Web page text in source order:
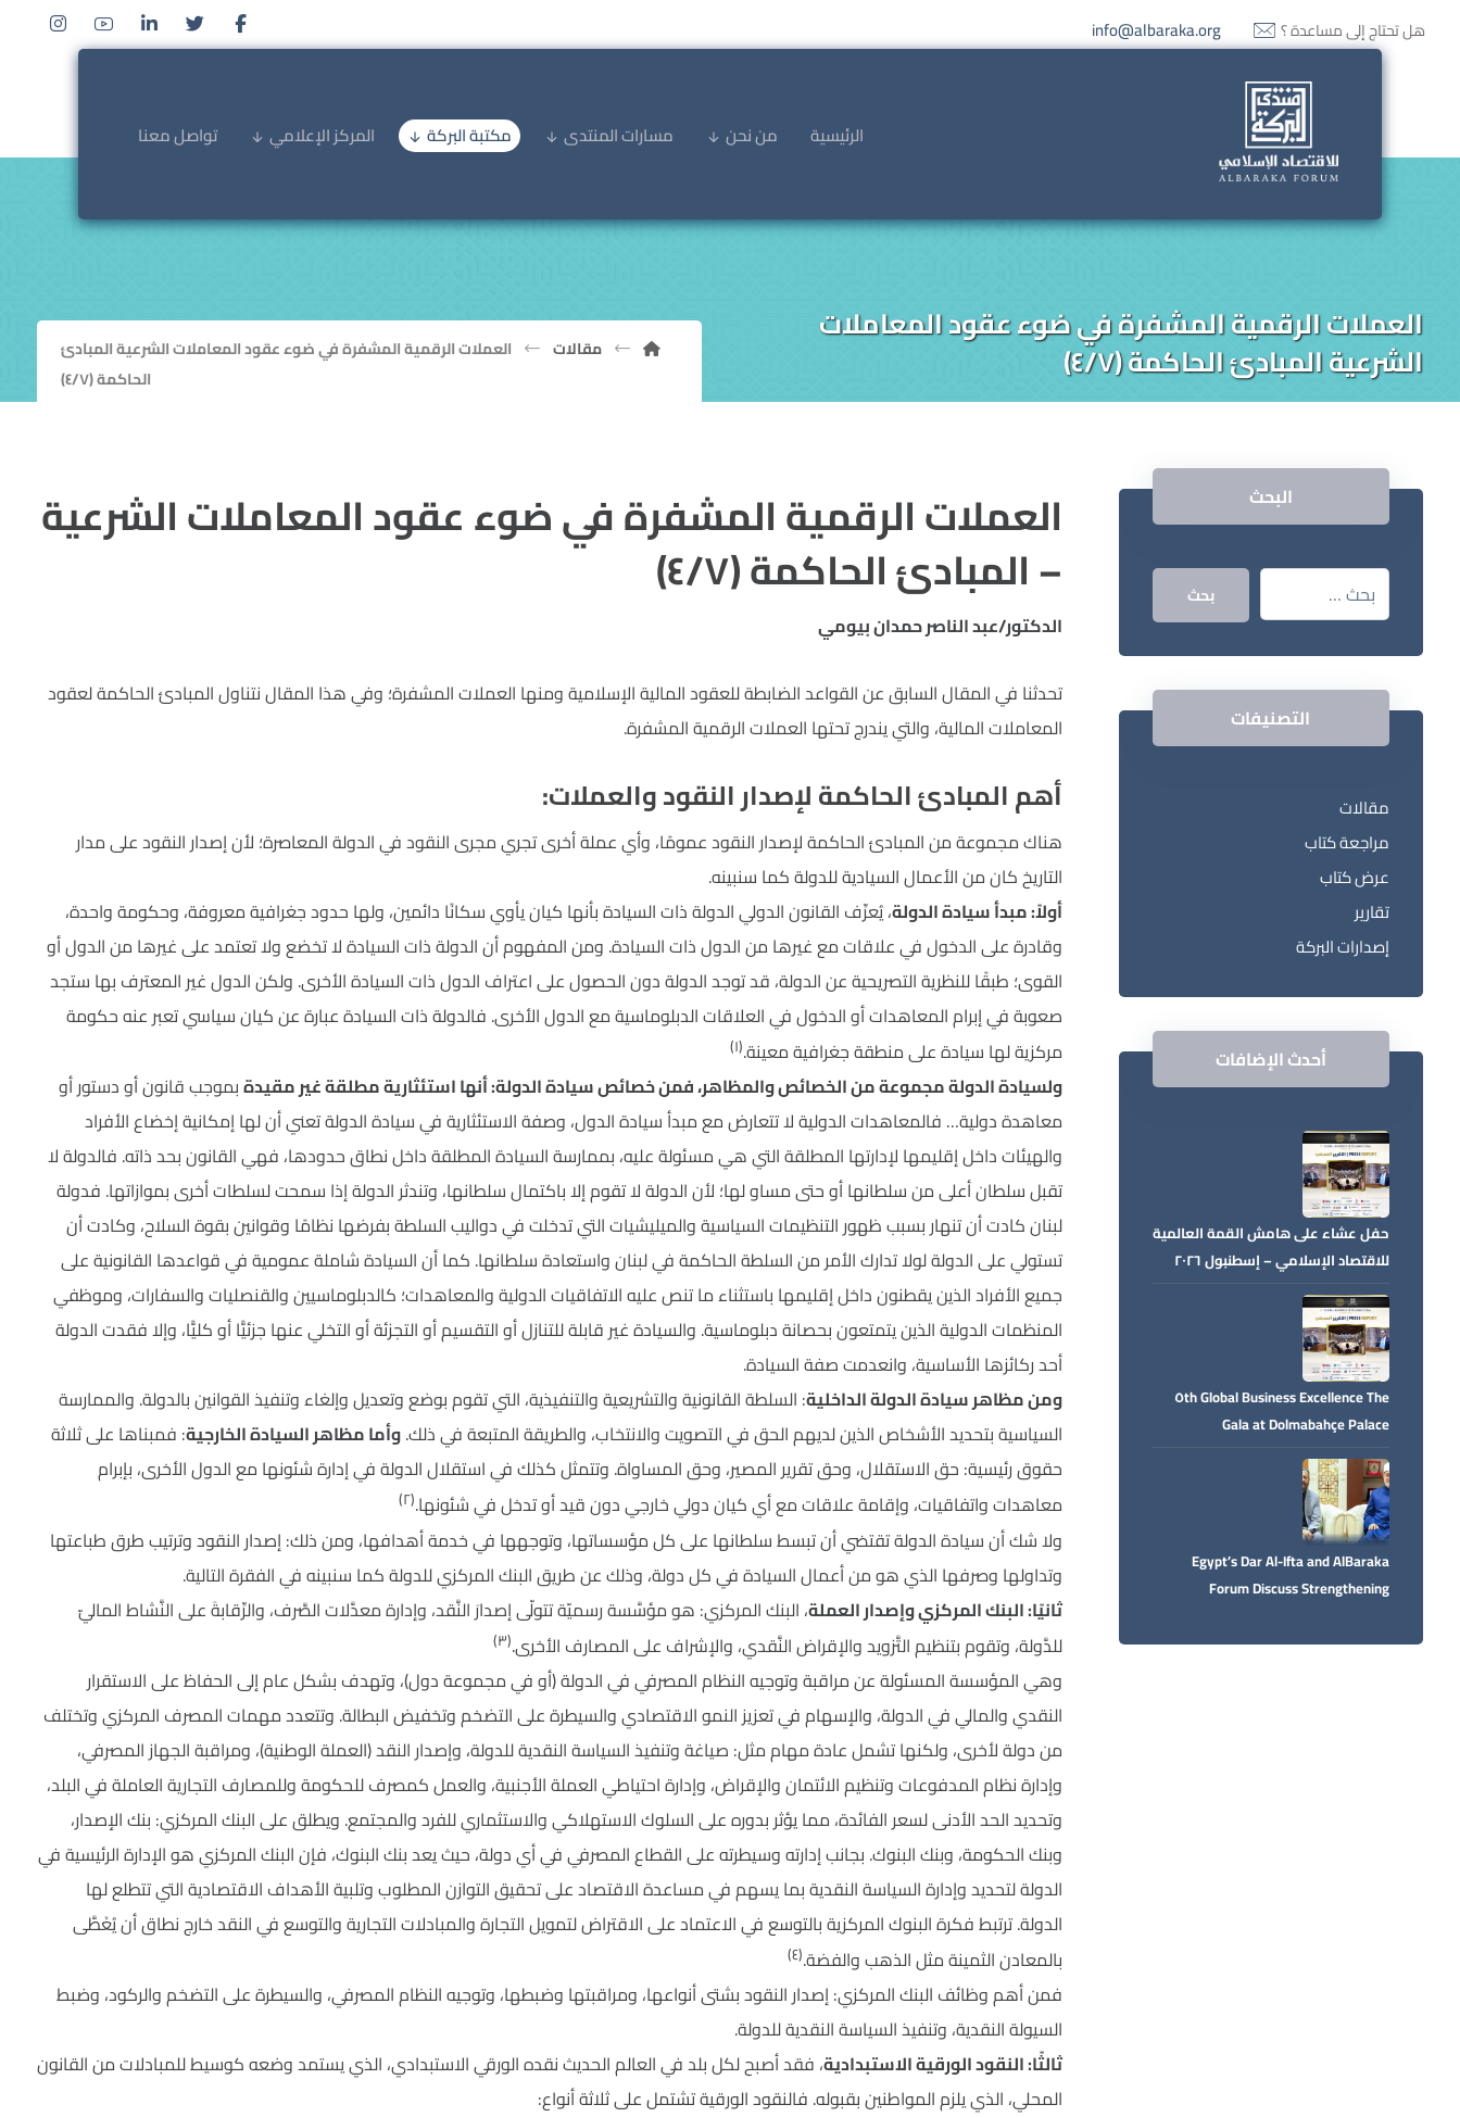
هل تحتاج إلى مساعدة ؟ info@albaraka.org
الرئيسية من نحن مسارات المنتدى مكتبة البركة المركز الإعلامي تواصل معنا
العملات الرقمية المشفرة في ضوء عقود المعاملات
الشرعية المبادئ الحاكمة (٤/٧) مقالات
العملات الرقمية المشفرة في ضوء عقود المعاملات الشرعية المبادئ
الحاكمة (٤/٧)
العملات الرقمية المشفرة في ضوء عقود المعاملات الشرعية
– المبادئ الحاكمة (٤/٧)
الدكتور/عبد الناصر حمدان بيومي
تحدثنا في المقال السابق عن القواعد الضابطة للعقود المالية الإسلامية ومنها العملات المشفرة؛ وفي هذا المقال نتناول المبادئ الحاكمة لعقود
المعاملات المالية، والتي يندرج تحتها العملات الرقمية المشفرة.
أهم المبادئ الحاكمة لإصدار النقود والعملات:
هناك مجموعة من المبادئ الحاكمة لإصدار النقود عمومًا، وأي عملة أخرى تجري مجرى النقود في الدولة المعاصرة؛ لأن إصدار النقود على مدار
التاريخ كان من الأعمال السيادية للدولة كما سنبينه.
أولاً: مبدأ سيادة الدولة، يُعرِّف القانون الدولي الدولة ذات السيادة بأنها كيان يأوي سكانًا دائمين، ولها حدود جغرافية معروفة، وحكومة واحدة،
وقادرة على الدخول في علاقات مع غيرها من الدول ذات السيادة. ومن المفهوم أن الدولة ذات السيادة لا تخضع ولا تعتمد على غيرها من الدول أو
القوى؛ طبقًا للنظرية التصريحية عن الدولة، قد توجد الدولة دون الحصول على اعتراف الدول ذات السيادة الأخرى. ولكن الدول غير المعترف بها ستجد
صعوبة في إبرام المعاهدات أو الدخول في العلاقات الدبلوماسية مع الدول الأخرى. فالدولة ذات السيادة عبارة عن كيان سياسي تعبر عنه حكومة
مركزية لها سيادة على منطقة جغرافية معينة.(١)
ولسيادة الدولة مجموعة من الخصائص والمظاهر، فمن خصائص سيادة الدولة: أنها استئثارية مطلقة غير مقيدةبموجب قانون أو دستور أو
معاهدة دولية… فالمعاهدات الدولية لا تتعارض مع مبدأ سيادة الدول، وصفة الاستئثارية في سيادة الدولة تعني أن لها إمكانية إخضاع الأفراد
والهيئات داخل إقليمها لإدارتها المطلقة التي هي مسئولة عليه، بممارسة السيادة المطلقة داخل نطاق حدودها، فهي القانون بحد ذاته. فالدولة لا
تقبل سلطان أعلى من سلطانها أو حتى مساو لها؛ لأن الدولة لا تقوم إلا باكتمال سلطانها، وتندثر الدولة إذا سمحت لسلطات أخرى بموازاتها. فدولة
لبنان كادت أن تنهار بسبب ظهور التنظيمات السياسية والميليشيات التي تدخلت في دواليب السلطة بفرضها نظامًا وقوانين بقوة السلاح، وكادت أن
تستولي على الدولة لولا تدارك الأمر من السلطة الحاكمة في لبنان واستعادة سلطانها. كما أن السيادة شاملة عمومية في قواعدها القانونية على
جميع الأفراد الذين يقطنون داخل إقليمها باستثناء ما تنص عليه الاتفاقيات الدولية والمعاهدات؛ كالدبلوماسيين والقنصليات والسفارات، وموظفي
المنظمات الدولية الذين يتمتعون بحصانة دبلوماسية. والسيادة غير قابلة للتنازل أو التقسيم أو التجزئة أو التخلي عنها جزئيًّا أو كليًّا، وإلا فقدت الدولة
أحد ركائزها الأساسية، وانعدمت صفة السيادة.
ومن مظاهر سيادة الدولة الداخلية: السلطة القانونية والتشريعية والتنفيذية، التي تقوم بوضع وتعديل وإلغاء وتنفيذ القوانين بالدولة. والممارسة
السياسية بتحديد الأشخاص الذين لديهم الحق في التصويت والانتخاب، والطريقة المتبعة في ذلك.وأما مظاهر السيادة الخارجية: فمبناها على ثلاثة
حقوق رئيسية: حق الاستقلال، وحق تقرير المصير، وحق المساواة. وتتمثل كذلك في استقلال الدولة في إدارة شئونها مع الدول الأخرى، بإبرام
معاهدات واتفاقيات، وإقامة علاقات مع أي كيان دولي خارجي دون قيد أو تدخل في شئونها.(٢)
ولا شك أن سيادة الدولة تقتضي أن تبسط سلطانها على كل مؤسساتها، وتوجهها في خدمة أهدافها، ومن ذلك: إصدار النقود وترتيب طرق طباعتها
وتداولها وصرفها الذي هو من أعمال السيادة في كل دولة، وذلك عن طريق البنك المركزي للدولة كما سنبينه في الفقرة التالية.
ثانيًا: البنك المركزي وإصدار العملة، البنك المركزي: هو مؤسَّسة رسميّة تتولّى إصدارَ النَّقد، وإدارة معدَّلات الصَّرف، والرِّقابةَ على النَّشاط الماليّ
للدَّولة، وتقوم بتنظيم التَّزويد والإقراض النَّقدي، والإشراف على المصارف الأخرى.(٣)
وهي المؤسسة المسئولة عن مراقبة وتوجيه النظام المصرفي في الدولة (أو في مجموعة دول)، وتهدف بشكل عام إلى الحفاظ على الاستقرار
النقدي والمالي في الدولة، والإسهام في تعزيز النمو الاقتصادي والسيطرة على التضخم وتخفيض البطالة. وتتعدد مهمات المصرف المركزي وتختلف
من دولة لأخرى، ولكنها تشمل عادة مهام مثل: صياغة وتنفيذ السياسة النقدية للدولة، وإصدار النقد (العملة الوطنية)، ومراقبة الجهاز المصرفي،
وإدارة نظام المدفوعات وتنظيم الائتمان والإقراض، وإدارة احتياطي العملة الأجنبية، والعمل كمصرف للحكومة وللمصارف التجارية العاملة في البلد،
وتحديد الحد الأدنى لسعر الفائدة، مما يؤثر بدوره على السلوك الاستهلاكي والاستثماري للفرد والمجتمع. ويطلق على البنك المركزي: بنك الإصدار،
وبنك الحكومة، وبنك البنوك. بجانب إدارته وسيطرته على القطاع المصرفي في أي دولة، حيث يعد بنك البنوك، فإن البنك المركزي هو الإدارة الرئيسية في
الدولة لتحديد وإدارة السياسة النقدية بما يسهم في مساعدة الاقتصاد على تحقيق التوازن المطلوب وتلبية الأهداف الاقتصادية التي تتطلع لها
الدولة. ترتبط فكرة البنوك المركزية بالتوسع في الاعتماد على الاقتراض لتمويل التجارة والمبادلات التجارية والتوسع في النقد خارج نطاق أن يُغَطَّى
بالمعادن الثمينة مثل الذهب والفضة.(٤)
فمن أهم وظائف البنك المركزي: إصدار النقود بشتى أنواعها، ومراقبتها وضبطها، وتوجيه النظام المصرفي، والسيطرة على التضخم والركود، وضبط
السيولة النقدية، وتنفيذ السياسة النقدية للدولة.
ثالثًا: النقود الورقية الاستبدادية، فقد أصبح لكل بلد في العالم الحديث نقده الورقي الاستبدادي، الذي يستمد وضعه كوسيط للمبادلات من القانون
المحلي، الذي يلزم المواطنين بقبوله. فالنقود الورقية تشتمل على ثلاثة أنواع:
البحث
بحث
التصنيفات
مقالات
مراجعة كتاب
عرض كتاب
تقارير
إصدارات البركة
أحدث الإضافات
حفل عشاء على هامش القمة العالمية
للاقتصاد الإسلامي – إسطنبول ٢٠٢٦
The ٥th Global Business Excellence
Gala at Dolmabahçe Palace
Egypt’s Dar Al-Ifta and AlBaraka
Forum Discuss Strengthening
Economy